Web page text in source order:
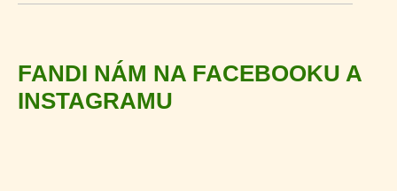
FANDI NÁM NA FACEBOOKU A
INSTAGRAMU